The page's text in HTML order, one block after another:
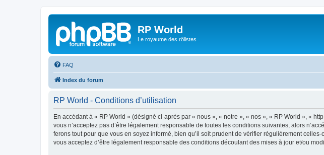
RP World
Le royaume des rôlistes
FAQ
Index du forum
RP World - Conditions d’utilisation
En accédant à « RP World » (désigné ci-après par « nous », « notre », « nos », « RP World », «
vous n’acceptez pas d’être légalement responsable de toutes les conditions suivantes, alors
ferons tout pour que vous en soyez informé, bien qu’il soit prudent de vérifier régulièrement
vous acceptez d’être légalement responsable des conditions découlant des mises à jour et/ou